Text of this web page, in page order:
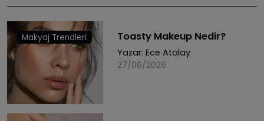
Makyaj Trendleri Toasty Makeup Nedir?
Yazar: Ece Atalay
27/06/2026